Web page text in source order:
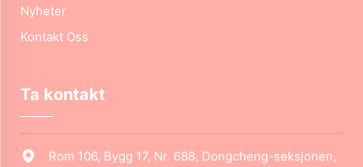
Nyheter
Kontakt Oss
Ta kontakt
Rom 106, Bygg 17, Nr. 688, Dongcheng-seksjonen,